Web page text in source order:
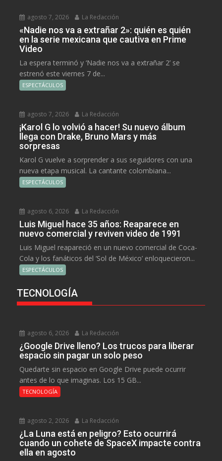
agosto 7, 2026 La Redacción
«Nadie nos va a extrañar 2»: quién es quién
en la serie mexicana que cautiva en Prime
Video
La espera terminó y ‘Nadie nos va a extrañar 2’ se
estrenó este viernes 7 de...
ESPECTÁCULOS
agosto 7, 2026 La Redacción
¡Karol G lo volvió a hacer! Su nuevo álbum
llega con Drake, Bruno Mars y más
sorpresas
Karol G vuelve a sorprender a sus seguidores con una
nueva etapa musical. La cantante colombiana...
ESPECTÁCULOS
agosto 6, 2026 La Redacción
Luis Miguel hace 35 años: Reaparece en
nuevo comercial y reviven video de 1991
Luis Miguel reapareció en un nuevo comercial de Coca-
Cola y los fanáticos del ‘Sol de México’ enloquecieron...
ESPECTÁCULOS
TECNOLOGÍA
agosto 6, 2026 La Redacción
¿Google Drive lleno? Los trucos para liberar
espacio sin pagar un solo peso
Quedarte sin espacio en Google Drive puede ocurrir
antes de lo que imaginas. Los 15 GB...
TECNOLOGÍA
agosto 2, 2026 La Redacción
¿La Luna está en peligro? Esto ocurrirá
cuando un cohete de SpaceX impacte contra
ella en agosto